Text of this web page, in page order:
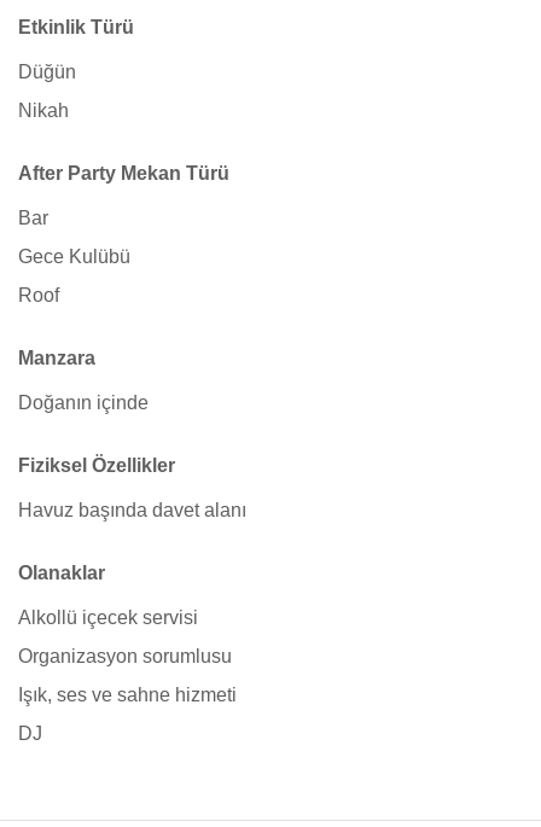
Etkinlik Türü
Düğün
Nikah
After Party Mekan Türü
Bar
Gece Kulübü
Roof
Manzara
Doğanın içinde
Fiziksel Özellikler
Havuz başında davet alanı
Olanaklar
Alkollü içecek servisi
Organizasyon sorumlusu
Işık, ses ve sahne hizmeti
DJ